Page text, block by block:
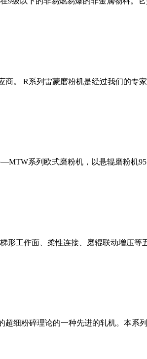
。 R系列雷蒙磨粉机是经过我们的专
系列欧式磨粉机，以悬辊磨粉机
形工作面、柔性连接、磨辊联动增压等
细粉碎理论的一种先进的轧机。本系